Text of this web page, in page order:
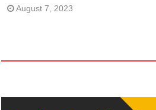
August 7, 2023